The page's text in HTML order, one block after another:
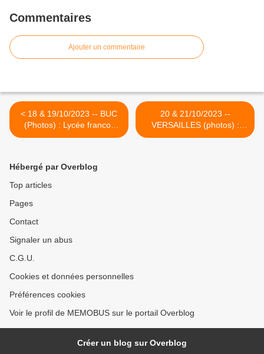
Commentaires
Ajouter un commentaire
< 18 & 19/10/2023 -- BUC
(Photos) : Lycée franco-
allemand / Deutsch-
20 & 21/10/2023 --
VERSAILLES (photos) :
Congrès franco-allemand /
Hébergé par Overblog
Top articles
Pages
Contact
Signaler un abus
C.G.U.
Cookies et données personnelles
Préférences cookies
Voir le profil de MEMOBUS sur le portail Overblog
Créer un blog sur Overblog